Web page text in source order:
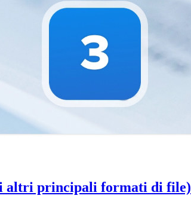
altri principali formati di file)